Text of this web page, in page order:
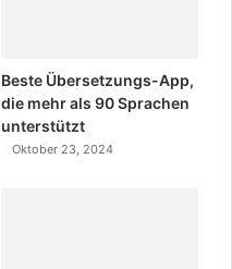
Beste Übersetzungs-App,
die mehr als 90 Sprachen
unterstützt
Oktober 23, 2024